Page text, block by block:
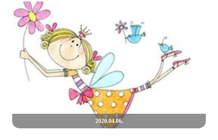
2020.04.06.